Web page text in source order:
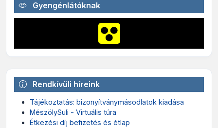
Gyengénlátóknak
Rendkívüli híreink
Tájékoztatás: bizonyítványmásodlatok kiadása
MészölySuli - Virtuális túra
Étkezési díj befizetés és étlap